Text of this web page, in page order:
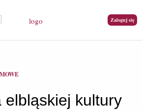
Zaloguj się
elbląskiej kultury